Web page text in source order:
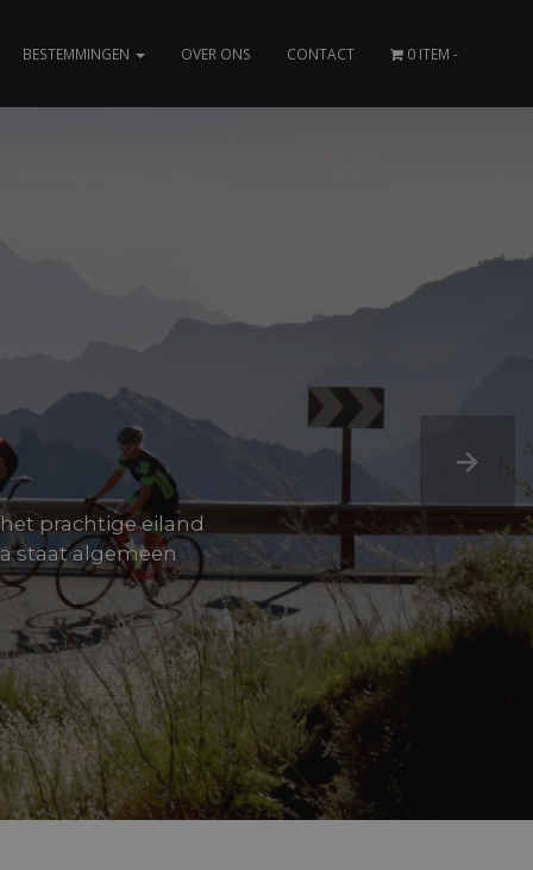
BESTEMMINGEN OVER ONS CONTACT 0 ITEM
prachtige eiland
staat algemeen